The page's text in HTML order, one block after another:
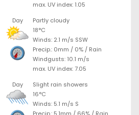
max. UV index: 1.05
Day
Partly cloudy
18°C
Winds: 2.1 m/s SSW
Precip.: 0mm / 0% / Rain
Windgusts: 10.1 m/s
max. UV index: 7.05
Day
Slight rain showers
16°C
Winds: 5.1 m/s S